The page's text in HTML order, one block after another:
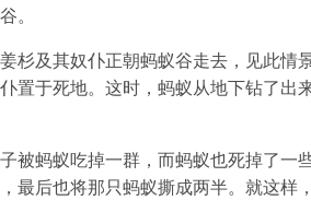
。
杉及其奴仆正朝蚂蚁谷走去，见此情
置于死地。这时，蚂蚁从地下钻了出
被蚂蚁吃掉一群，而蚂蚁也死掉了
最后也将那只蚂蚁撕成两半。就这样